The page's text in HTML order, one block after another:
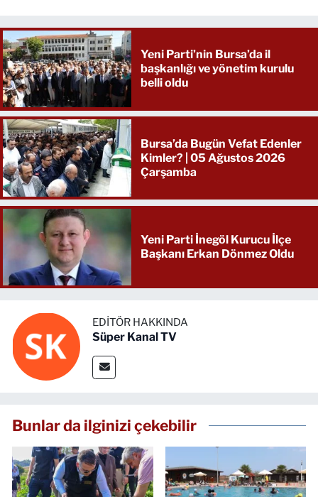
Yeni Parti’nin Bursa’da il
başkanlığı ve yönetim kurulu
belli oldu
Bursa’da Bugün Vefat Edenler
Kimler? | 05 Ağustos 2026
Çarşamba
Yeni Parti İnegöl Kurucu İlçe
Başkanı Erkan Dönmez Oldu
EDITÖR HAKKINDA
Süper Kanal TV
Bunlar da ilginizi çekebilir